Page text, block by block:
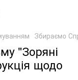
Збираємо
"Зоряні
щодо